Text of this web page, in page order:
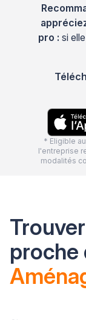
pro : si
* Eligible
l'entreprise
modalités
proche